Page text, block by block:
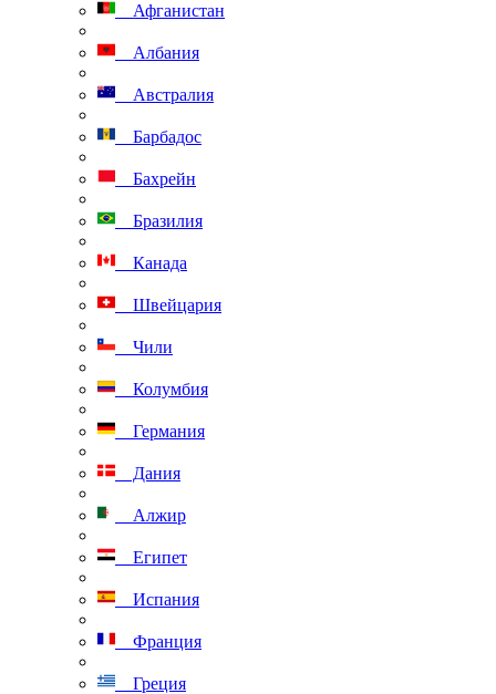
Афганистан
Албания
Австралия
Барбадос
Бахрейн
Бразилия
Канада
Швейцария
Чили
Колумбия
Германия
Дания
Алжир
Египет
Испания
Франция
Греция